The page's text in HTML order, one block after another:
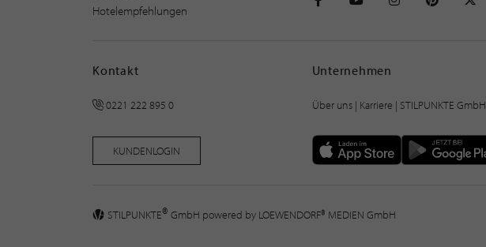
Hotelempfehlungen
Kontakt
0221 222 895 0
KUNDENLOGIN
Unternehmen
Über uns| Karriere | STILPUNKTE GmbH
STILPUNKTE® GmbH powered by LOEWENDORF® MEDIEN GmbH